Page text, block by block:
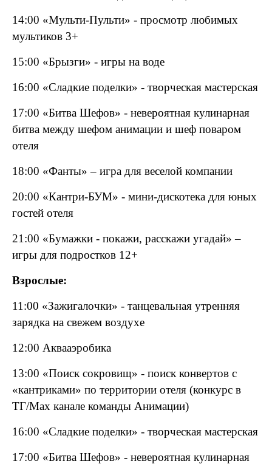
14:00 «Мульти-Пульти» - просмотр любимых
мультиков 3+
15:00 «Брызги» - игры на воде
16:00 «Сладкие поделки» - творческая мастерская
17:00 «Битва Шефов» - невероятная кулинарная
битва между шефом анимации и шеф поваром
отеля
18:00 «Фанты» – игра для веселой компании
20:00 «Кантри-БУМ» - мини-дискотека для юных
гостей отеля
21:00 «Бумажки - покажи, расскажи угадай» –
игры для подростков 12+
Взрослые:
11:00 «Зажигалочки» - танцевальная утренняя
зарядка на свежем воздухе
12:00 Аквааэробика
13:00 «Поиск сокровищ» - поиск конвертов с
«кантриками» по территории отеля (конкурс в
ТГ/Max канале команды Анимации)
16:00 «Сладкие поделки» - творческая мастерская
17:00 «Битва Шефов» - невероятная кулинарная